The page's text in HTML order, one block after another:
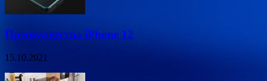
Преимущества iPhone 12
15.10.2021